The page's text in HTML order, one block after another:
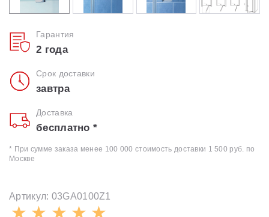
Средства ухода
Гарантия
2 года
Срок доставки
завтра
Доставка
бесплатно *
* При сумме заказа менее 100 000 стоимость доставки 1 500 руб. по
Москве
Артикул: 03GA0100Z1